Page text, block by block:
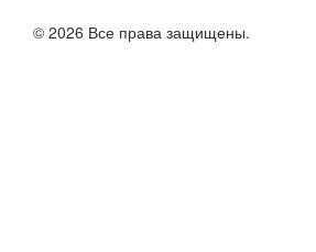
© 2026 Все права защищены.